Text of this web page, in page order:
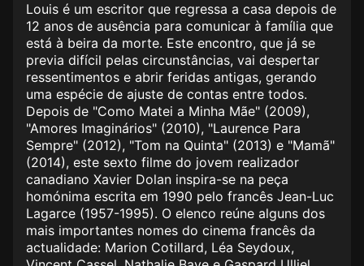
Louis é um escritor que regressa a casa depois de
12 anos de ausência para comunicar à família que
está à beira da morte. Este encontro, que já se
previa difícil pelas circunstâncias, vai despertar
ressentimentos e abrir feridas antigas, gerando
uma espécie de ajuste de contas entre todos.
Depois de "Como Matei a Minha Mãe" (2009),
"Amores Imaginários" (2010), "Laurence Para
Sempre" (2012), "Tom na Quinta" (2013) e "Mamã"
(2014), este sexto filme do jovem realizador
canadiano Xavier Dolan inspira-se na peça
homónima escrita em 1990 pelo francês Jean-Luc
Lagarce (1957-1995). O elenco reúne alguns dos
mais importantes nomes do cinema francês da
actualidade: Marion Cotillard, Léa Seydoux,